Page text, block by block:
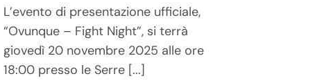
L’evento di presentazione ufficiale,
“Ovunque – Fight Night”, si terrà
giovedì 20 novembre 2025 alle ore
18:00 presso le Serre [...]